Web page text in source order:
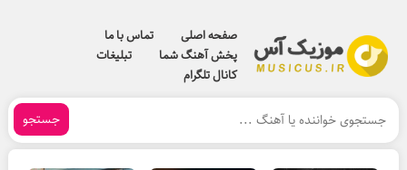
صفحه اصلی
تماس با ما
پخش آهنگ شما
تبلیغات
کانال تلگرام
جستجو